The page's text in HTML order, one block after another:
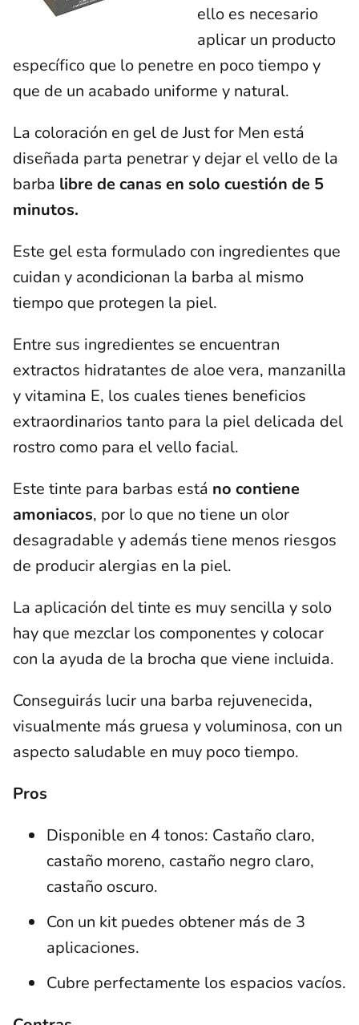
ello es necesario
aplicar un producto
específico que lo penetre en poco tiempo y
que de un acabado uniforme y natural.
La coloración en gel de Just for Men está
diseñada parta penetrar y dejar el vello de la
barba libre de canas en solo cuestión de 5
minutos.
Este gel esta formulado con ingredientes que
cuidan y acondicionan la barba al mismo
tiempo que protegen la piel.
Entre sus ingredientes se encuentran
extractos hidratantes de aloe vera, manzanilla
y vitamina E, los cuales tienes beneficios
extraordinarios tanto para la piel delicada del
rostro como para el vello facial.
Este tinte para barbas está no contiene
amoniacos, por lo que no tiene un olor
desagradable y además tiene menos riesgos
de producir alergias en la piel.
La aplicación del tinte es muy sencilla y solo
hay que mezclar los componentes y colocar
con la ayuda de la brocha que viene incluida.
Conseguirás lucir una barba rejuvenecida,
visualmente más gruesa y voluminosa, con un
aspecto saludable en muy poco tiempo.
Pros
Disponible en 4 tonos: Castaño claro,
castaño moreno, castaño negro claro,
castaño oscuro.
Con un kit puedes obtener más de 3
aplicaciones.
Cubre perfectamente los espacios vacíos.